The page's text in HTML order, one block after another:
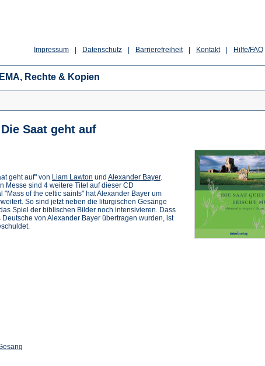
Hilfe/FAQ
Kontakt
Barrierefreiheit
Datenschutz
Impressum
Rechte & Kopien
Saat geht auf
geht auf" von Liam Lawton und Alexander Bayer.
Messe sind 4 weitere Titel auf dieser CD
of the celtic saints" hat Alexander Bayer um
So sind jetzt neben die liturgischen Gesänge
Spiel der biblischen Bilder noch intensivieren. Dass
von Alexander Bayer übertragen wurden, ist